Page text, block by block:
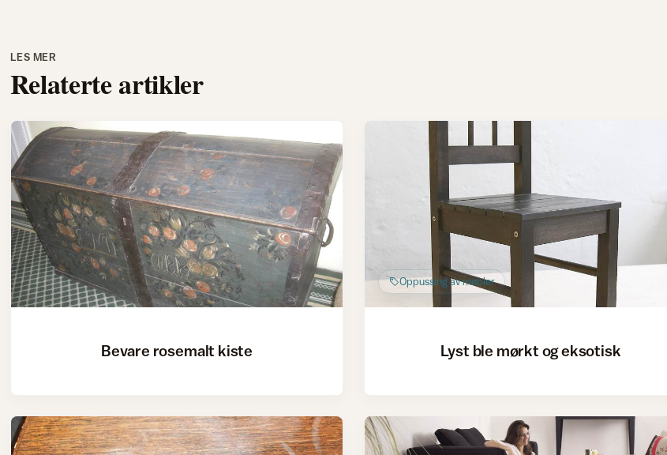
LES MER
Relaterte artikler
Bevare rosemalt kiste
Oppussing av møbler
Lyst ble mørkt og eksotisk